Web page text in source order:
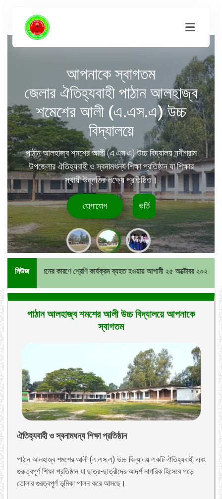
আপনাকে স্বাগতম
জেলার ঐতিহ্যবাহী পাঠান আলহাজ্ব
শমেশের আলী (এ.এস.এ) উচ্চ
বিদ্যালয়ে
পাঠান আলহাজ্ব শমশের আলী (এ.এস.এ) উচ্চ বিদ্যালয় নন্দীগ্রাম
উপজেলার ঐতিহ্যবাহী ও স্বনামধন্য শিক্ষা প্রতিষ্ঠান যা শিক্ষার
স্থায়ী উন্নতির লক্ষ্যে প্রতিষ্ঠিত।
যোগাযোগ ভর্তি
নিউজ
কারণে শ্রেণি কার্যক্রম ব্যহত হওয়ায় আগামী ২৫ অক্টোবর ২০২৫খ্রি. থেকে বার্ষিক
পাঠান আলহাজ্ব শমশের আলী উচ্চ বিদ্যালয়ে আপনাকে
স্বাগতম
ঐতিহ্যবাহী ও স্বনামধন্য শিক্ষা প্রতিষ্ঠান
পাঠান আলহাজ্ব শমশের আলী (এ.এস.এ) উচ্চ বিদ্যালয় একটি ঐতিহ্যবাহী এবং
গুরুত্বপূর্ণ শিক্ষা প্রতিষ্ঠান যা ছাত্র-ছাত্রীদের আদর্শ নাগরিক হিসেবে গড়ে
তোলার গুরত্বপূর্ণ ভূমিকা পালন করে আসছে।